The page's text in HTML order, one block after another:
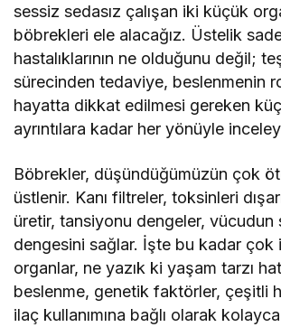
sessiz sedasız çalışan iki küçük
böbrekleri ele alacağız. Üstelik
hastalıklarının ne olduğunu değil;
sürecinden tedaviye, beslenmenin
hayatta dikkat edilmesi gereken
ayrıntılara kadar her yönüyle
Böbrekler, düşündüğümüzün çok
üstlenir. Kanı filtreler, toksinleri
üretir, tansiyonu dengeler, vücudun
dengesini sağlar. İşte bu kadar çok
organlar, ne yazık ki yaşam tarzı
beslenme, genetik faktörler, çeşitli
ilaç kullanımına bağlı olarak